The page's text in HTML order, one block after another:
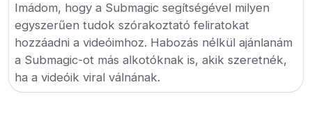
Imádom, hogy a Submagic segítségével milyen
egyszerűen tudok szórakoztató feliratokat
hozzáadni a videóimhoz. Habozás nélkül ajánlanám
a Submagic-ot más alkotóknak is, akik szeretnék,
ha a videóik viral válnának.